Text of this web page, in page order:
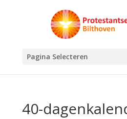
Pagina Selecteren
40-